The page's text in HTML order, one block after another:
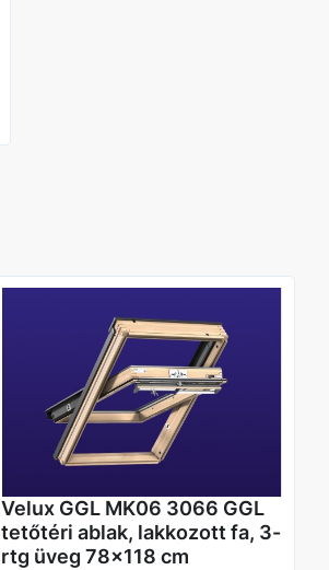
Velux GGL MK06 3066 GGL
tetőtéri ablak, lakkozott fa, 3-
rtg üveg 78x118 cm